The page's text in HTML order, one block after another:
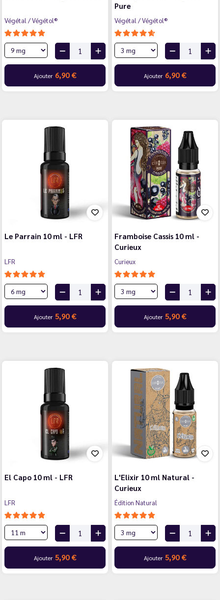
Végétal / Végétol®
Ajouter 6,90 €
Pure
Végétal / Végétol®
Ajouter 6,90 €
Le Parrain 10 ml - LFR
LFR
Ajouter 5,90 €
Framboise Cassis 10 ml -
Curieux
Curieux
Ajouter 5,90 €
El Capo 10 ml - LFR
LFR
Ajouter 5,90 €
L'Elixir 10 ml Natural -
Curieux
Édition Natural
Ajouter 5,90 €